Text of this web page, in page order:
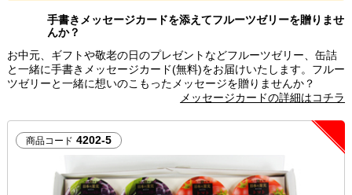
手書きメッセージカードを添えてフルーツゼリーを贈りませ
んか？
お中元、ギフトや敬老の日のプレゼントなどフルーツゼリー、缶詰
と一緒に手書きメッセージカード(無料)をお届けいたします。フルー
ツゼリーと一緒に想いのこもったメッセージを贈りませんか？
メッセージカードの詳細はコチラ
商品コード 4202-5